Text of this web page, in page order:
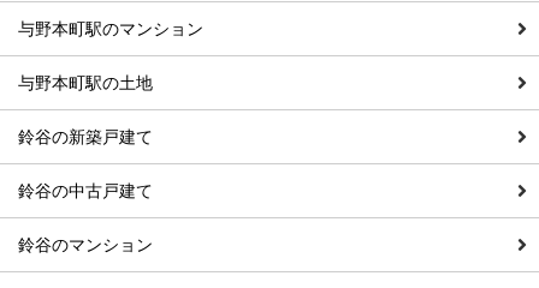
与野本町駅のマンション
与野本町駅の土地
鈴谷の新築戸建て
鈴谷の中古戸建て
鈴谷のマンション